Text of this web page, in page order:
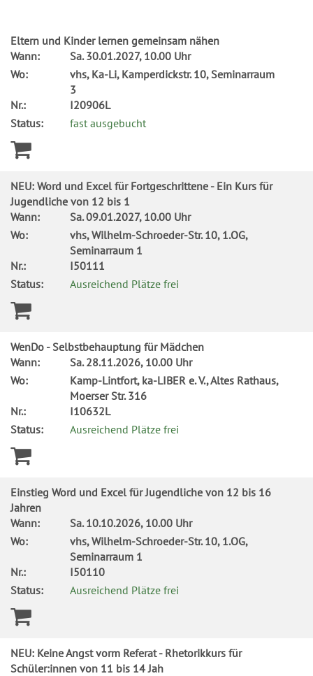
Eltern und Kinder lernen gemeinsam nähen
Wann:
Sa.30.01.2027, 10.00 Uhr
Wo:
vhs, Ka-Li, Kamperdickstr. 10, Seminarraum
3
Nr.:
I20906L
Status:
fast ausgebucht
NEU: Word und Excel für Fortgeschrittene - Ein Kurs für
Jugendliche von 12 bis 1
Wann:
Sa.09.01.2027, 10.00 Uhr
Wo:
vhs, Wilhelm-Schroeder-Str. 10, 1.OG,
Seminarraum 1
Nr.:
I50111
Status:
Ausreichend Plätze frei
WenDo - Selbstbehauptung für Mädchen
Wann:
Sa.28.11.2026, 10.00 Uhr
Wo:
Kamp-Lintfort, ka-LIBER e. V., Altes Rathaus,
Moerser Str. 316
Nr.:
I10632L
Status:
Ausreichend Plätze frei
Einstieg Word und Excel für Jugendliche von 12 bis 16
Jahren
Wann:
Sa.10.10.2026, 10.00 Uhr
Wo:
vhs, Wilhelm-Schroeder-Str. 10, 1.OG,
Seminarraum 1
Nr.:
I50110
Status:
Ausreichend Plätze frei
NEU: Keine Angst vorm Referat - Rhetorikkurs für
Schüler:innen von 11 bis 14 Jah